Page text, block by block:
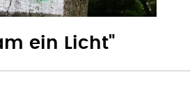
ein Licht"